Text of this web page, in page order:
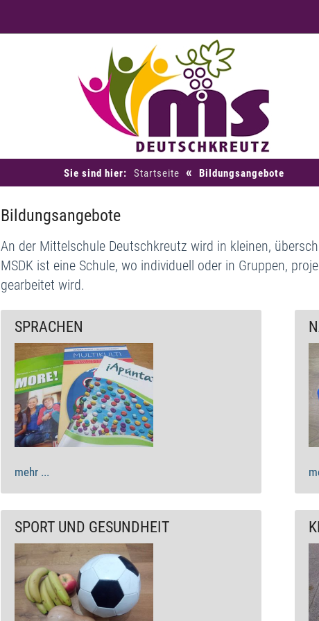
Sie sind hier: Startseite « Bildungsangebote
Bildungsangebote
An der Mittelschule Deutschkreutz wird in kleinen,
MSDK ist eine Schule, wo individuell oder in Gruppen,
gearbeitet wird.
SPRACHEN
mehr ...
SPORT UND GESUNDHEIT